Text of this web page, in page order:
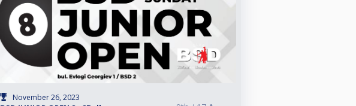
November 26, 2023